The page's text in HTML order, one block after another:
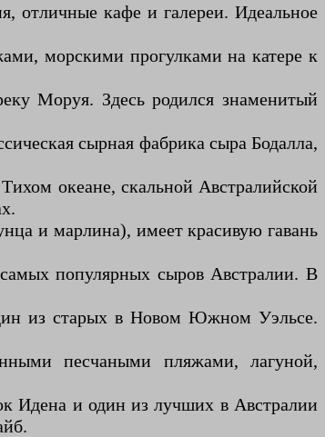
отличные кафе и галереи. Идеальное
морскими прогулками на катере к
Моруя. Здесь родился знаменитый
сырная фабрика сыра Бодалла,
океане, скальной Австралийской
и марлина), имеет красивую гавань
популярных сыров Австралии. В
из старых в Новом Южном Уэльсе.
песчаными пляжами, лагуной,
Идена и один из лучших в Австралии